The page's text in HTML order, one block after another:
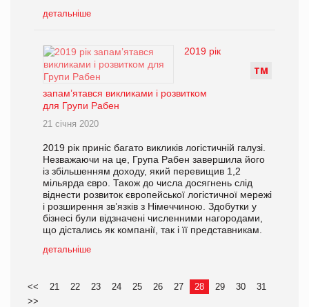
детальніше
ТМ
2019 рік
запам’ятався викликами і розвитком
для Групи Рабен
21 січня 2020
2019 рік приніс багато викликів логістичній галузі.
Незважаючи на це, Група Рабен завершила його
із збільшенням доходу, який перевищив 1,2
мільярда євро. Також до числа досягнень слід
віднести розвиток європейської логістичної мережі
і розширення зв’язків з Німеччиною. Здобутки у
бізнесі були відзначені численними нагородами,
що дістались як компанії, так і її представникам.
детальніше
<< 21 22 23 24 25 26 27 28 29 30
31
>>